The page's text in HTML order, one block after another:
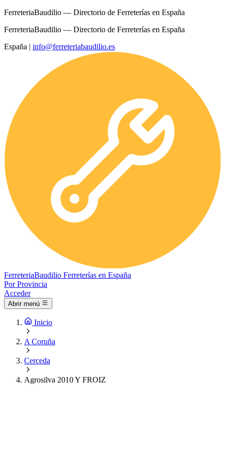
FerreteriaBaudilio — Directorio de Ferreterías en España
FerreteriaBaudilio — Directorio de Ferreterías en España
España | info@ferreteriabaudilio.es
FerreteriaBaudilio Ferreterías en España
Por Provincia
Acceder
Abrir menú
Inicio
A Coruña
Cerceda
Agrosilva 2010 Y FROIZ